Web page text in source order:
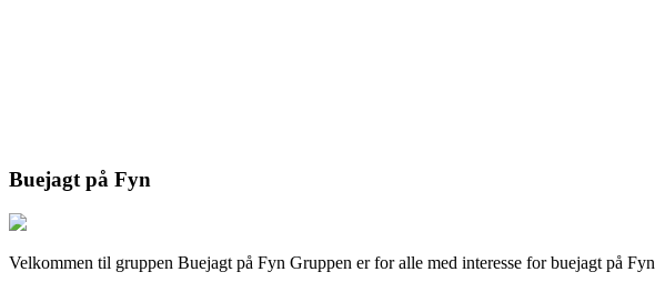
Buejagt på Fyn
Velkommen til gruppen Buejagt på Fyn Gruppen er for alle med interesse for buejagt på